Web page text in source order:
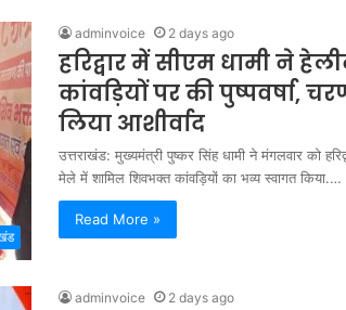
adminvoice 2 days ago
हरिद्वार में सीएम धामी ने
कांवड़ियों पर की पुष्पवर्षा,
लिया आशीर्वाद
उत्तराखंड: मुख्यमंत्री पुष्कर सिंह धामी ने मंगलवार को
मेले में शामिल शिवभक्त कांवड़ियों का भव्य स्वागत किया.…
Read More »
adminvoice 2 days ago